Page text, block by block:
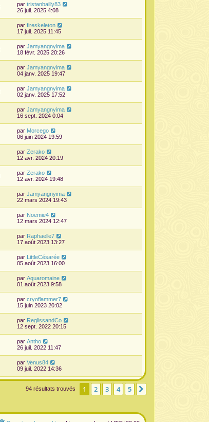
par tristanbailly83
26 juil. 2025 4:08
par fireskeleton
17 juil. 2025 11:45
par Jamyangnyima
18 févr. 2025 20:26
par Jamyangnyima
04 janv. 2025 19:47
par Jamyangnyima
02 janv. 2025 17:52
par Jamyangnyima
16 sept. 2024 0:04
par Morcego
06 juin 2024 19:59
par Zerako
12 avr. 2024 20:19
par Zerako
12 avr. 2024 19:48
par Jamyangnyima
22 mars 2024 19:43
par Noemie4
12 mars 2024 12:47
par Raphaelle7
17 août 2023 13:27
par LittleCésarée
05 août 2023 16:00
par Aquaromaine
01 août 2023 9:58
par cryoflammer7
15 juin 2023 20:02
par ReglissandCo
12 sept. 2022 20:15
par Antho
26 juil. 2022 11:47
par Venus84
09 juil. 2022 14:36
94 résultats trouvés 1 2 3 4 5